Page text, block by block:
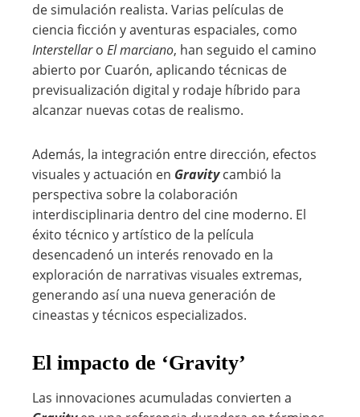
de simulación realista. Varias películas de
ciencia ficción y aventuras espaciales, como
Interstellaro El marciano, han seguido el camino
abierto por Cuarón, aplicando técnicas de
previsualización digital y rodaje híbrido para
alcanzar nuevas cotas de realismo.
Además, la integración entre dirección, efectos
visuales y actuación en Gravity cambió la
perspectiva sobre la colaboración
interdisciplinaria dentro del cine moderno. El
éxito técnico y artístico de la película
desencadenó un interés renovado en la
exploración de narrativas visuales extremas,
generando así una nueva generación de
cineastas y técnicos especializados.
El impacto de ‘Gravity’
Las innovaciones acumuladas convierten a